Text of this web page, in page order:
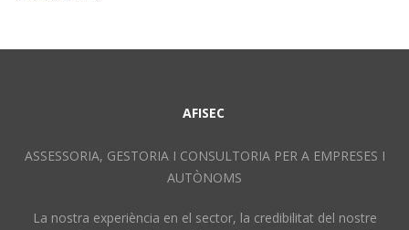
AFISEC
ASSESSORIA, GESTORIA I CONSULTORIA PER A EMPRESES I
AUTÒNOMS
La nostra experiència en el sector, la credibilitat del nostre